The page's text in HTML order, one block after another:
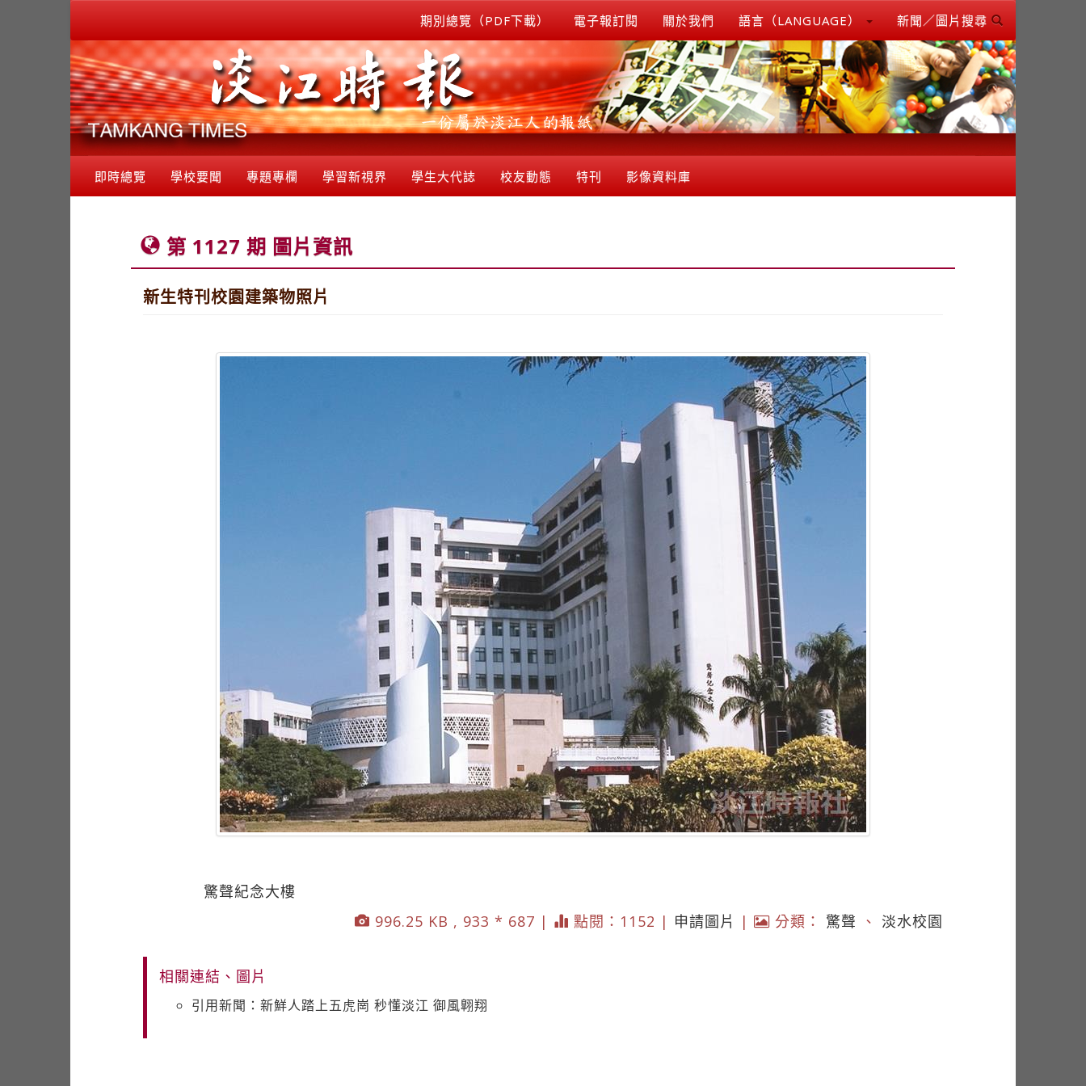
期別總覽（PDF下載） 電子報訂閱 關於我們 語言（LANGUAGE） 新聞／圖片搜尋
即時總覽 學校要聞 專題專欄 學習新視界 學生大代誌 校友動態 特刊 影像資料庫
第 1127 期 圖片資訊
新生特刊校園建築物照片
驚聲紀念大樓
996.25 KB , 933 * 687 |
點閱：1152 | 申請圖片 | 分類： 驚聲 、 淡水校園
相關連結、圖片
引用新聞：新鮮人踏上五虎崗 秒懂淡江 御風翺翔